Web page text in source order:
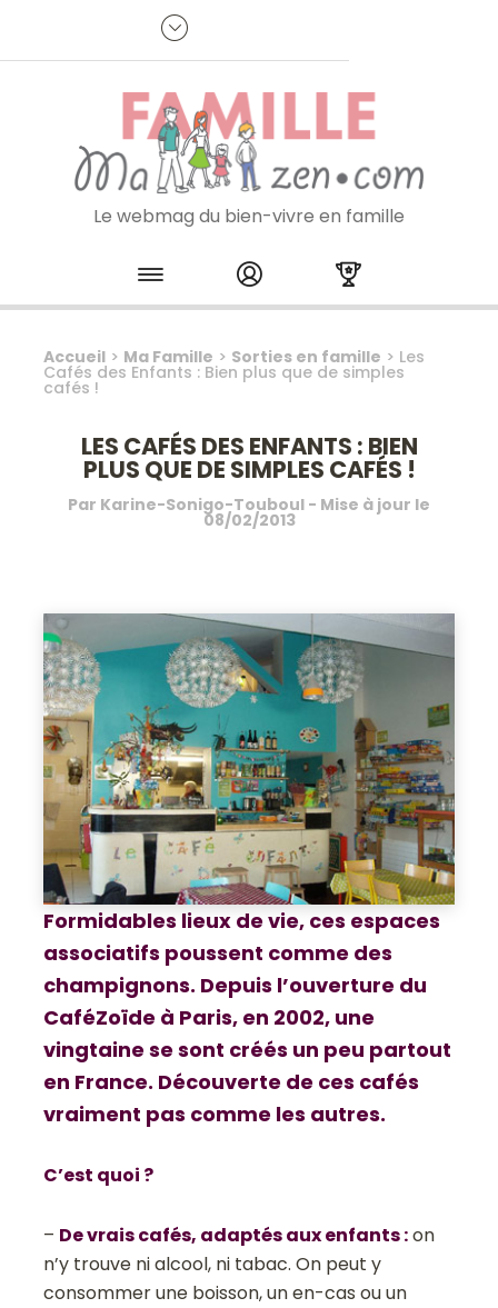
Je m'inscris à la newsletter
Le webmag du bien-vivre en famille
Skip to content
Accueil > Ma Famille > Sorties en famille > Les
Cafés des Enfants : Bien plus que de simples
cafés !
LES CAFÉS DES ENFANTS : BIEN
PLUS QUE DE SIMPLES CAFÉS !
Par Karine-Sonigo-Touboul - Mise à jour le
08/02/2013
Formidables lieux de vie, ces espaces
associatifs poussent comme des
champignons. Depuis l’ouverture du
CaféZoïde à Paris, en 2002, une
vingtaine se sont créés un peu partout
en France. Découverte de ces cafés
vraiment pas comme les autres.
C’est quoi ?
– De vrais cafés, adaptés aux enfants :on
n’y trouve ni alcool, ni tabac. On peut y
consommer une boisson, un en-cas ou un
Panneau de gestion des cookies